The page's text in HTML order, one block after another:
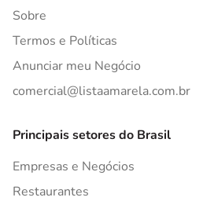
Sobre
Termos e Políticas
Anunciar meu Negócio
comercial@listaamarela.com.br
Principais setores do Brasil
Empresas e Negócios
Restaurantes